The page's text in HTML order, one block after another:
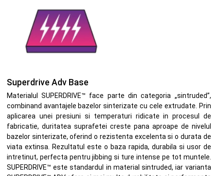
Superdrive Adv Base
Materialul SUPERDRIVE™ face parte din categoria „sintruded”,
combinand avantajele bazelor sinterizate cu cele extrudate. Prin
aplicarea unei presiuni si temperaturi ridicate in procesul de
fabricatie, duritatea suprafetei creste pana aproape de nivelul
bazelor sinterizate, oferind o rezistenta excelenta si o durata de
viata extinsa. Rezultatul este o baza rapida, durabila si usor de
intretinut, perfecta pentru jibbing si ture intense pe tot muntele.
SUPERDRIVE™ este standardul in material sintruded, iar varianta